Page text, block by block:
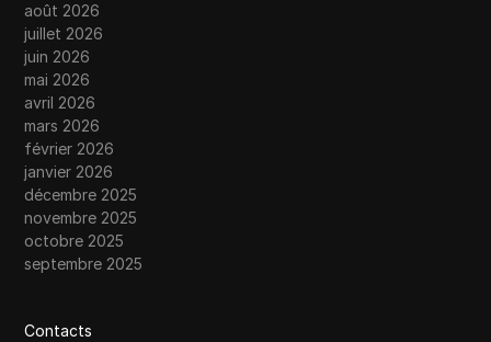
août 2026
juillet 2026
juin 2026
mai 2026
avril 2026
mars 2026
février 2026
janvier 2026
décembre 2025
novembre 2025
octobre 2025
septembre 2025
Contacts